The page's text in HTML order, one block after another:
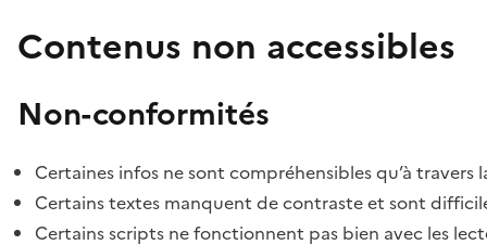
Contenus non accessibles
Non-conformités
Certaines infos ne sont compréhensibles qu’à travers
Certains textes manquent de contraste et sont
Certains scripts ne fonctionnent pas bien avec les